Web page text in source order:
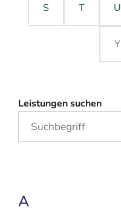
S T U
Y
Leistungen suchen
A